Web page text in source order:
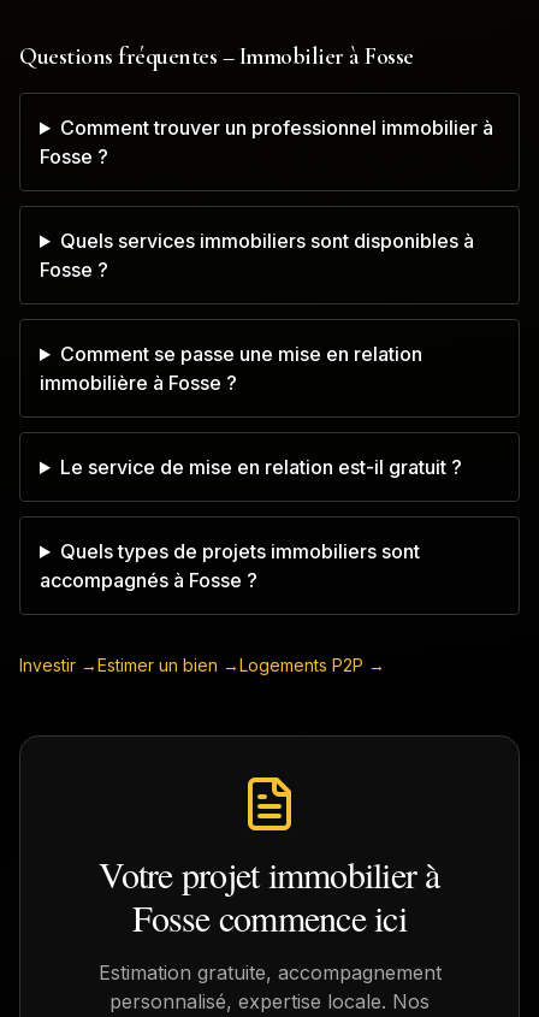
Questions fréquentes – Immobilier àFosse
Comment trouver un professionnel immobilier à
Fosse ?
Quels services immobiliers sont disponibles à
Fosse ?
Comment se passe une mise en relation
immobilière à Fosse ?
Le service de mise en relation est-il gratuit ?
Quels types de projets immobiliers sont
accompagnés à Fosse ?
Investir →Estimer un bien →Logements P2P →
Votre projet immobilier à
Fossecommence ici
Estimation gratuite, accompagnement
personnalisé, expertise locale. Nos